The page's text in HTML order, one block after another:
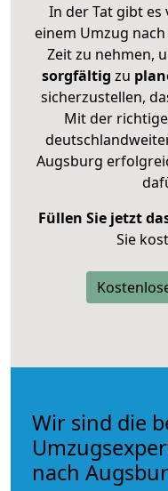
In der Tat gibt es
einem Umzug
Zeit zu nehmen,
sorgfältig zu
sicherzustellen,
Mit der
Augsburg
Füllen Sie jetzt
Sie
Wir sind die
nach